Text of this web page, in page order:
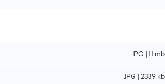
JPG | 11 mb
JPG | 2339 kb